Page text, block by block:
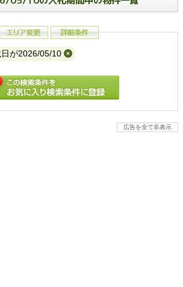
が2026/05/10
広告を全て非表示